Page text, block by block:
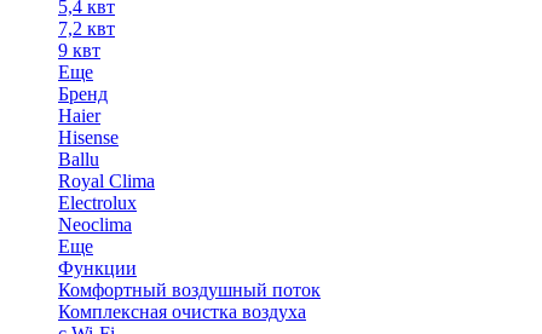
5,4 квт
7,2 квт
9 квт
Еще
Бренд
Haier
Hisense
Ballu
Royal Clima
Electrolux
Neoclima
Еще
Функции
Комфортный воздушный поток
Комплексная очистка воздуха